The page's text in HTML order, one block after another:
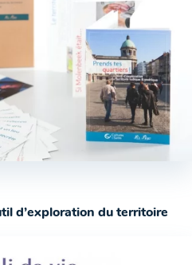
d’exploration du territoire